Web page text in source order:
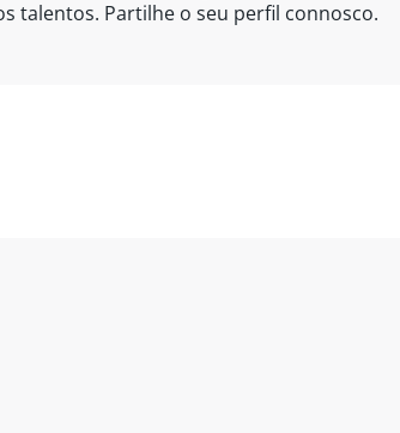
talentos. Partilhe o seu perfil connosco.